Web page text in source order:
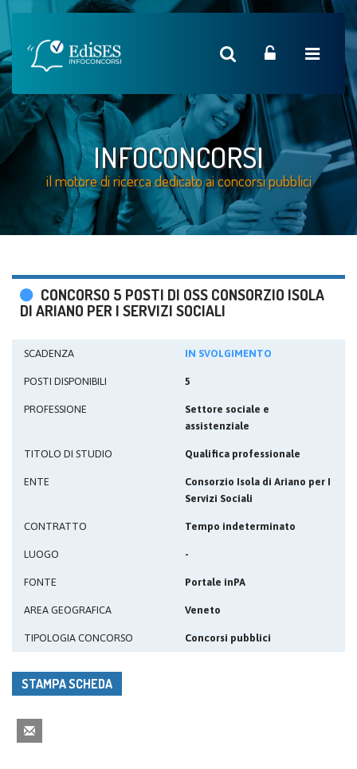
INFOCONCORSI
il motore di ricerca dedicato ai concorsi pubblici
CONCORSO 5 POSTI DI OSS CONSORZIO ISOLA
DI ARIANO PER I SERVIZI SOCIALI
SCADENZA IN SVOLGIMENTO
POSTI DISPONIBILI 5
PROFESSIONE
Settore sociale e
assistenziale
TITOLO DI STUDIO Qualifica professionale
ENTE
Consorzio Isola di Ariano per I
Servizi Sociali
CONTRATTO Tempo indeterminato
LUOGO -
FONTE Portale inPA
AREA GEOGRAFICA Veneto
TIPOLOGIA CONCORSO Concorsi pubblici
STAMPA SCHEDA